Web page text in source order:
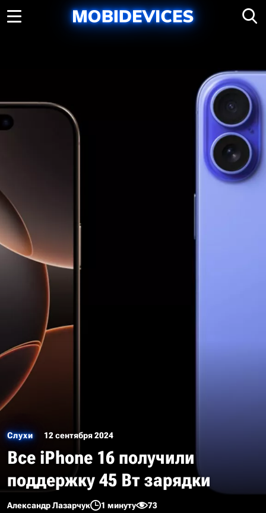
Слухи 12 сентября 2024
Все iPhone 16 получили
поддержку 45 Вт зарядки
Александр Лазарчук 1 минуту 73